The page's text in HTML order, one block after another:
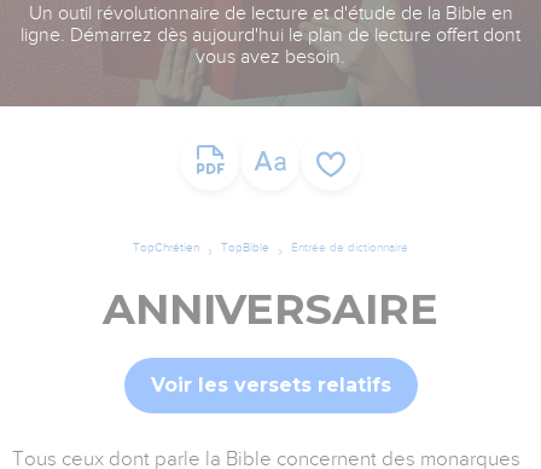
Un outil révolutionnaire de lecture et d'étude de la Bible en
ligne. Démarrez dès aujourd'hui le plan de lecture offert dont
vous avez besoin.
TopChrétien TopBible Entrée de dictionnaire
ANNIVERSAIRE
Voir les versets relatifs
Tous ceux dont parle la Bible concernent des monarques